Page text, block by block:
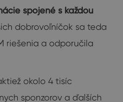
spojené s každou
dobrovoľníčok sa teda
riešenia a odporučila
okolo 4 tisíc
sponzorov a ďalších